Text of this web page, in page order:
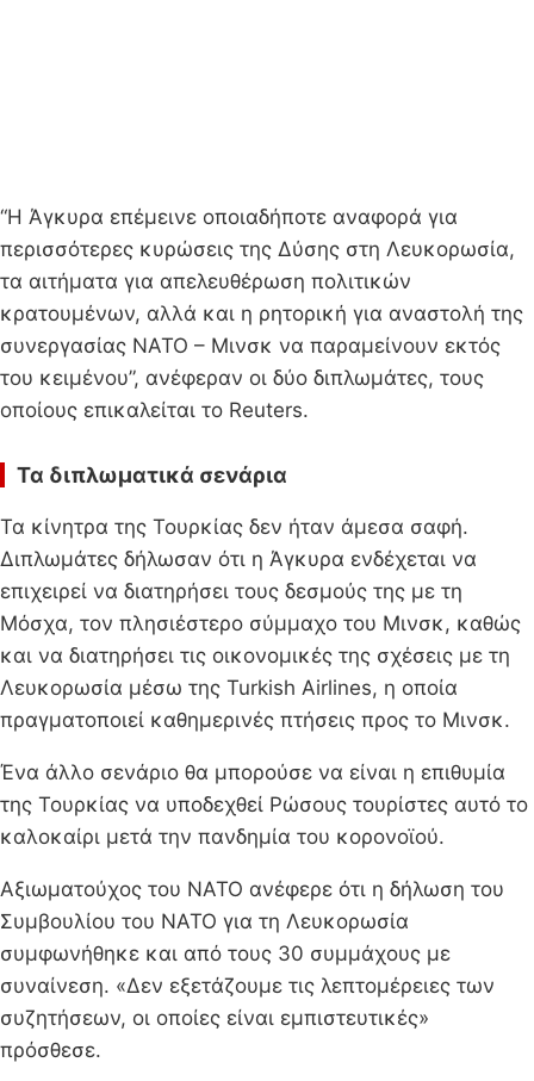
“Η Άγκυρα επέμεινε οποιαδήποτε αναφορά για
περισσότερες κυρώσεις της Δύσης στη Λευκορωσία,
τα αιτήματα για απελευθέρωση πολιτικών
κρατουμένων, αλλά και η ρητορική για αναστολή της
συνεργασίας ΝΑΤΟ – Μινσκ να παραμείνουν εκτός
του κειμένου”, ανέφεραν οι δύο διπλωμάτες, τους
οποίους επικαλείται το Reuters.
Τα διπλωματικά σενάρια
Τα κίνητρα της Τουρκίας δεν ήταν άμεσα σαφή.
Διπλωμάτες δήλωσαν ότι η Άγκυρα ενδέχεται να
επιχειρεί να διατηρήσει τους δεσμούς της με τη
Μόσχα, τον πλησιέστερο σύμμαχο του Μινσκ, καθώς
και να διατηρήσει τις οικονομικές της σχέσεις με τη
Λευκορωσία μέσω της Turkish Airlines, η οποία
πραγματοποιεί καθημερινές πτήσεις προς το Μινσκ.
Ένα άλλο σενάριο θα μπορούσε να είναι η επιθυμία
της Τουρκίας να υποδεχθεί Ρώσους τουρίστες αυτό το
καλοκαίρι μετά την πανδημία του κορονοϊού.
Αξιωματούχος του ΝΑΤΟ ανέφερε ότι η δήλωση του
Συμβουλίου του ΝΑΤΟ για τη Λευκορωσία
συμφωνήθηκε και από τους 30 συμμάχους με
συναίνεση. «Δεν εξετάζουμε τις λεπτομέρειες των
συζητήσεων, οι οποίες είναι εμπιστευτικές»
πρόσθεσε.